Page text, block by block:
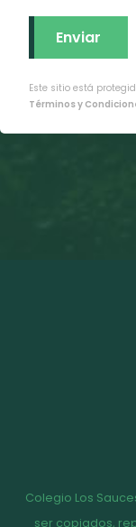
Este sitio está
Términos y
Colegio Los
ser copiados,